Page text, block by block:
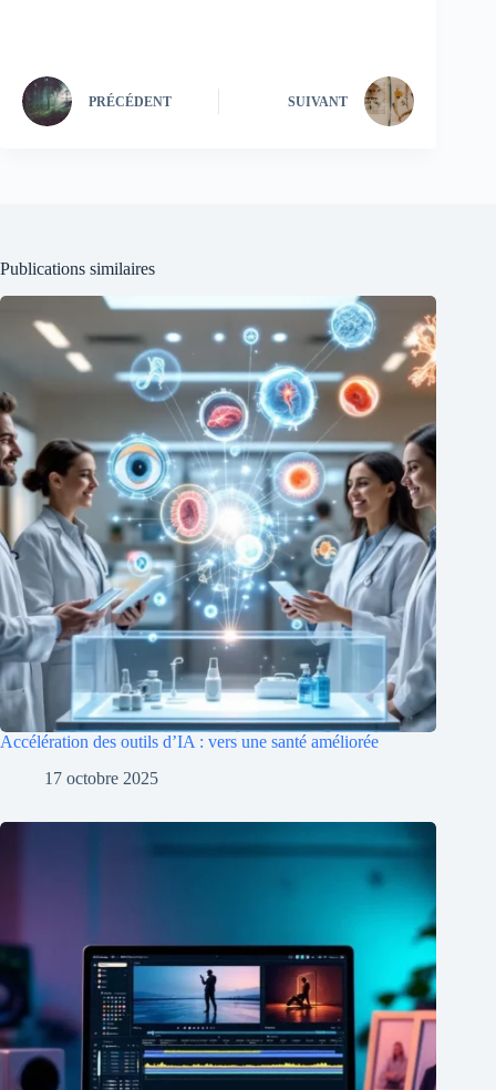
PRÉCÉDENT SUIVANT
Publications similaires
Accélération des outils d’IA : vers une santé améliorée
17 octobre 2025